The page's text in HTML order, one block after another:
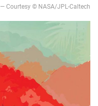
— Courtesy © NASA/JPL-Caltech